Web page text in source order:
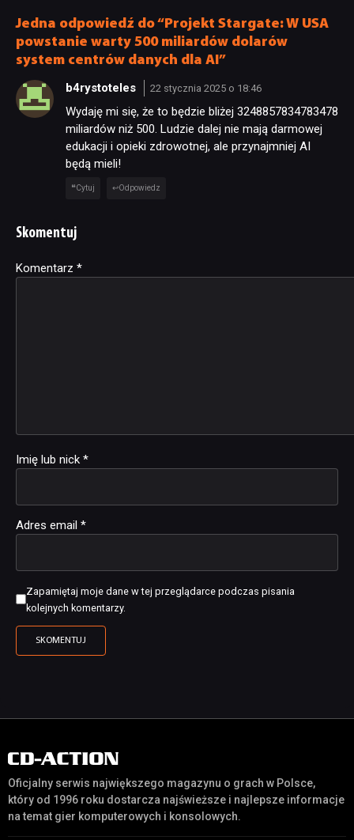
Jedna odpowiedź do “Projekt Stargate: W USA
powstanie warty 500 miliardów dolarów
system centrów danych dla AI”
b4rystoteles 22 stycznia 2025 o 18:46
Wydaję mi się, że to będzie bliżej 3248857834783478
miliardów niż 500. Ludzie dalej nie mają darmowej
edukacji i opieki zdrowotnej, ale przynajmniej AI
będą mieli!
Cytuj Odpowiedz
Skomentuj
Komentarz *
Imię lub nick *
Adres email *
Zapamiętaj moje dane w tej przeglądarce podczas pisania
kolejnych komentarzy.
Alternative:
Oficjalny serwis największego magazynu o grach w Polsce,
który od 1996 roku dostarcza najświeższe i najlepsze informacje
na temat gier komputerowych i konsolowych.